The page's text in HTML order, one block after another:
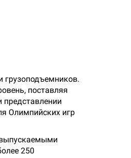
грузоподъемников.
поставляя
представлении
Олимпийских игр
250